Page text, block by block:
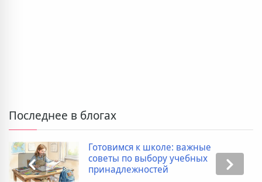
Последнее в блогах
Готовимся к школе: важные
советы по выбору учебных
принадлежностей